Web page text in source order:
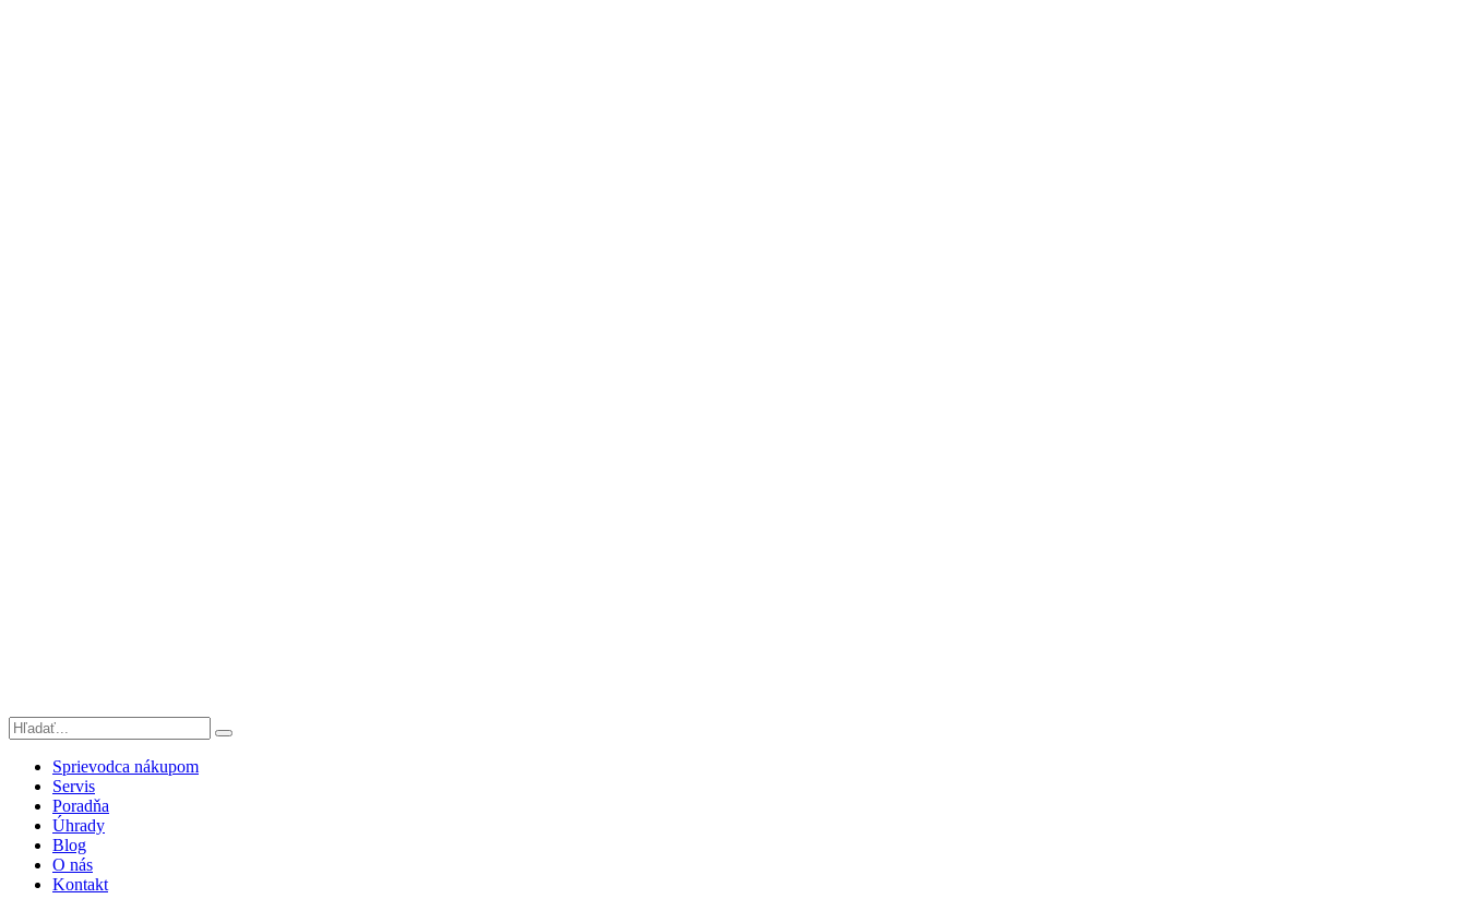
Sprievodca nákupom
Servis
Poradňa
Úhrady
Blog
O nás
Kontakt